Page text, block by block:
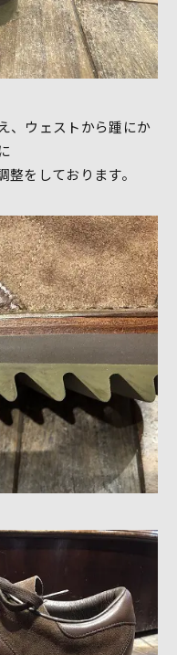
、ウェストから踵にか
をしております。